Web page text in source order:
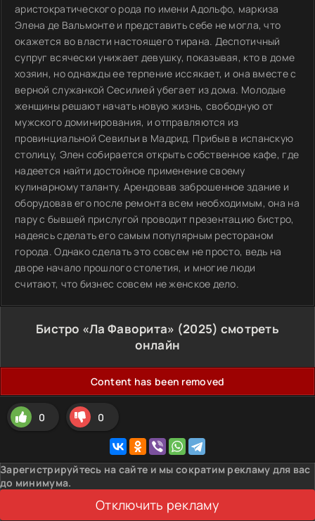
аристократического рода по имени Адольфо, маркиза
Элена де Вальмонте и представить себе не могла, что
окажется во власти настоящего тирана. Деспотичный
супруг всячески унижает девушку, показывая, кто в доме
хозяин, но однажды ее терпение иссякает, и она вместе с
верной служанкой Сесилией убегает из дома. Молодые
женщины решают начать новую жизнь, свободную от
мужского доминирования, и отправляются из
провинциальной Севильи в Мадрид. Прибыв в испанскую
столицу, Элен собирается открыть собственное кафе, где
надеется найти достойное применение своему
кулинарному таланту. Арендовав заброшенное здание и
оборудовав его после ремонта всем необходимым, она на
пару с бывшей прислугой проводит презентацию бистро,
надеясь сделать его самым популярным рестораном
города. Однако сделать это совсем не просто, ведь на
дворе начало прошлого столетия, и многие люди
считают, что бизнес совсем не женское дело.
Бистро «Ла Фаворита» (2025) смотреть
онлайн
Content has been removed
0 0
Зарегистрируйтесь на сайте и мы сократим рекламу для вас
до минимума.
Отключить рекламу